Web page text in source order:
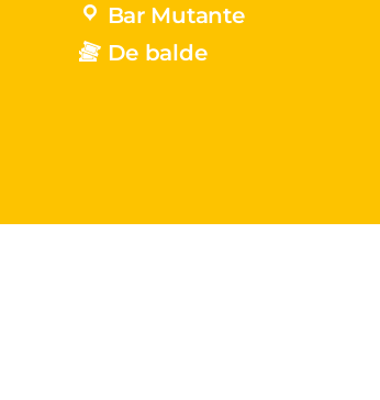
Bar Mutante
De balde